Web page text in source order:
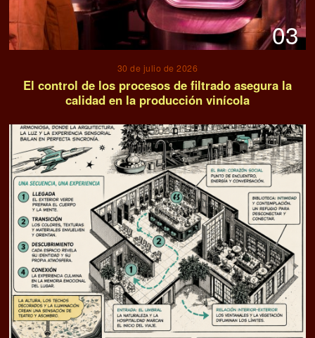
03
30 de julio de 2026
El control de los procesos de filtrado asegura la
calidad en la producción vinícola